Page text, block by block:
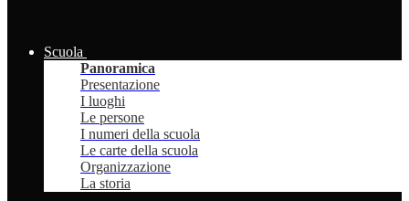
Scuola
Panoramica
Presentazione
I luoghi
Le persone
I numeri della scuola
Le carte della scuola
Organizzazione
La storia